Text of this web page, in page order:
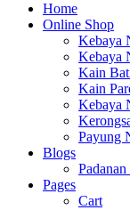
Home
Online Shop
Kebaya
Kebaya
Kain
Kain
Kebaya
Payung
Blogs
Pages
Cart